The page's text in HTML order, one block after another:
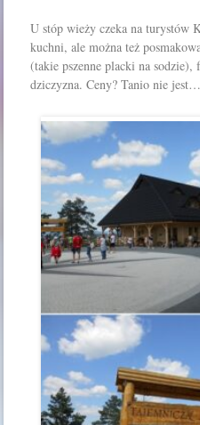
U stóp wieży czeka na turystów
kuchni, ale można też
(takie pszenne placki na
dziczyzna. Ceny? Tanio nie jest…